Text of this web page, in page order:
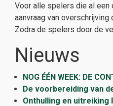
Voor alle spelers die al een
aanvraag van
Zodra de spelers door de
Nieuws
NOG ÉÉN WEEK: DE
De voorbereiding van
Onthulling en uitreiking